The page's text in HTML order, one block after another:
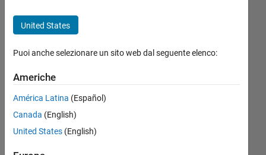
rows
columns
based
on a
column
value?
United States
Puoi anche selezionare un sito web dal seguente elenco:
Americhe
América Latina (Español)
Canada (English)
United States (English)